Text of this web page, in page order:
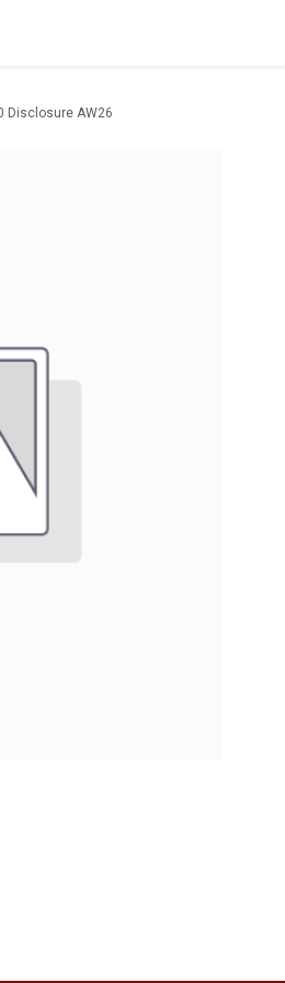
Disclosure AW26